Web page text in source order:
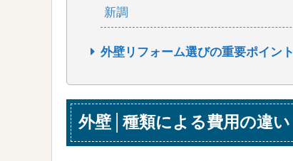
新調
外壁リフォーム選びの重要ポイント
外壁│種類による費用の違い